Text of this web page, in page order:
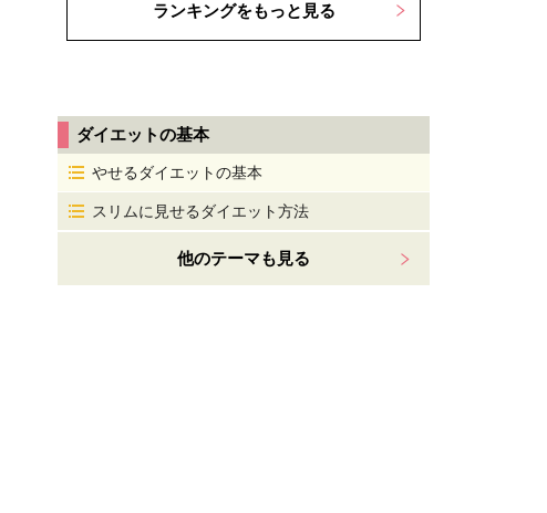
ランキングをもっと見る
ダイエットの基本
やせるダイエットの基本
スリムに見せるダイエット方法
他のテーマも見る